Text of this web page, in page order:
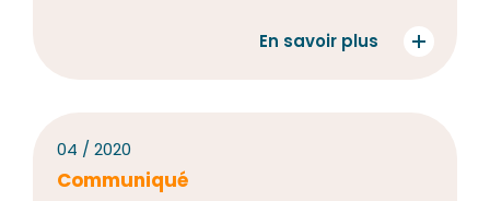
En savoir plus
04 / 2020
Communiqué